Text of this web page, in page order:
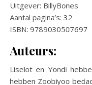
Uitgever: BillyBones
Aantal pagina’s: 32
ISBN: 9789030507697
Auteurs:
Liselot en Yondi
hebben Zoobiyoo